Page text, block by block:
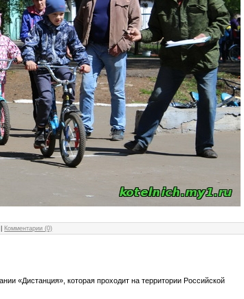
Комментарии (0)
«Дистанция», которая проходит на территории Российской